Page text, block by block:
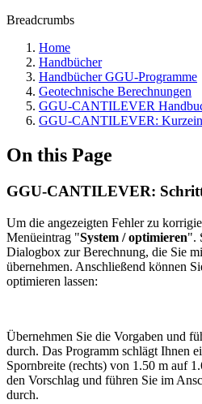
Breadcrumbs
Home
Handbücher
Handbücher GGU-Programme
Geotechnische Berechnungen
GGU-CANTILEVER
GGU-CANTILEVER:
On this Page
GGU-CANTILEVER:
Um die angezeigten Fehler zu
Menüeintrag "System / optimieren".
Dialogbox zur Berechnung, die Sie
übernehmen. Anschließend können
optimieren lassen:
Übernehmen Sie die Vorgaben und
durch. Das Programm schlägt Ihnen
Spornbreite (rechts) von 1.50 m auf
den Vorschlag und führen Sie im
durch.